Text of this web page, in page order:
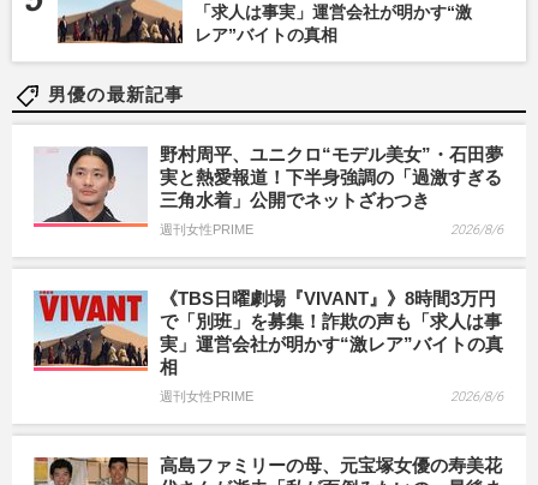
「求人は事実」運営会社が明かす“激
レア”バイトの真相
男優の最新記事
野村周平、ユニクロ“モデル美女”・石田夢
実と熱愛報道！下半身強調の「過激すぎる
三角水着」公開でネットざわつき
週刊女性PRIME 2026/8/6
《TBS日曜劇場『VIVANT』》8時間3万円
で「別班」を募集！詐欺の声も「求人は事
実」運営会社が明かす“激レア”バイトの真
相
週刊女性PRIME 2026/8/6
高島ファミリーの母、元宝塚女優の寿美花